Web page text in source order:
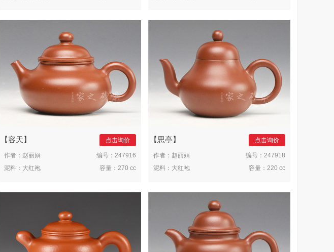
容天 点击询价
作者： 赵丽娟 编号： 247916
泥料： 大红袍 容量： 270 cc
思亭 点击询价
作者： 赵丽娟 编号： 247918
泥料： 大红袍 容量： 220 cc